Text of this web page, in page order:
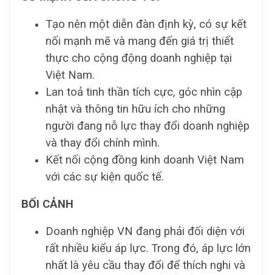
Tạo nên một diễn đàn định kỳ, có sự kết
nối mạnh mẽ và mang đến giá trị thiết
thực cho cộng động doanh nghiệp tại
Việt Nam.
Lan toả tinh thần tích cực, góc nhìn cập
nhật và thông tin hữu ích cho những
người đang nỗ lực thay đổi doanh nghiệp
và thay đổi chính mình.
Kết nối cộng đồng kinh doanh Việt Nam
với các sự kiện quốc tế.
BỐI CẢNH
Doanh nghiệp VN đang phải đối diện với
rất nhiều kiểu áp lực. Trong đó, áp lực lớn
nhất là yêu cầu thay đổi để thích nghi và